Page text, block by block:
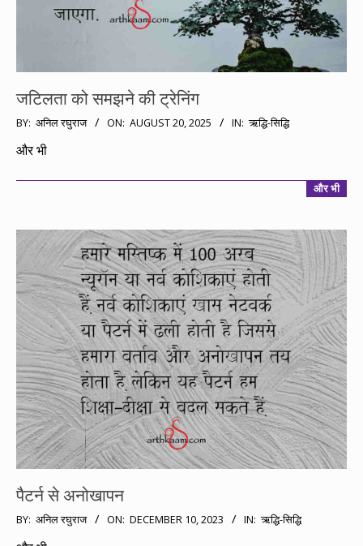
जटिलता को समझने की ट्रेनिंग
2025-
08-
BY: अनिल रघुराज ON: AUGUST 20, 2025 IN: ऋद्धि-सिद्धि
और भी
और भी
पैटर्न से अनोखापन
2023-
12-
BY: अनिल रघुराज ON: DECEMBER 10, 2023 IN: ऋद्धि-सिद्धि